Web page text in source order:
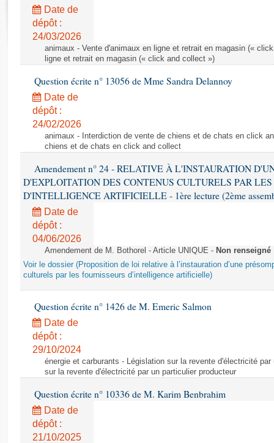
Rapports législatifs
Rapports sur l'application des lois
Baromètre de l’application des lois
Dossiers législatifs
Budget et sécurité sociale
Questions écrites et orales
Comptes rendus des débats
Date de
dépôt :
24/03/2026
animaux - Vente d'animaux en ligne et retrait en magasin («
ligne et retrait en magasin (« click and collect »)
Question écrite n° 13056 de Mme Sandra Delannoy
Date de
dépôt :
24/02/2026
animaux - Interdiction de vente de chiens et de chats en click
chiens et de chats en click and collect
Amendement n° 24 - RELATIVE À L'INSTAURATION
D'EXPLOITATION DES CONTENUS CULTURELS PAR LES
D'INTELLIGENCE ARTIFICIELLE - 1ère lecture (2ème
Date de
dépôt :
04/06/2026
Amendement de M. Bothorel - Article UNIQUE - Non renseigné
Voir le dossier (Proposition de loi relative à l’instauration d’une
culturels par les fournisseurs d’intelligence artificielle)
Question écrite n° 1426 de M. Emeric Salmon
Date de
dépôt :
29/10/2024
énergie et carburants - Législation sur la revente d'électricité
sur la revente d'électricité par un particulier producteur
Question écrite n° 10336 de M. Karim Benbrahim
Date de
dépôt :
21/10/2025